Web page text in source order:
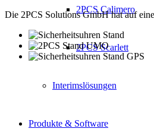
2PCS Calimero
2PCS Scarlett
Interimslösungen
Produkte & Software
Die 2PCS Solutions GmbH hat auf